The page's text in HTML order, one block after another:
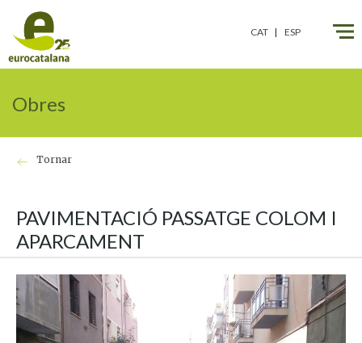
Obres
Tornar
PAVIMENTACIÓ PASSATGE COLOM I
APARCAMENT
CAT ESP